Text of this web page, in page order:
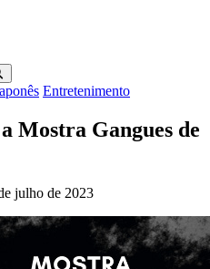
Entretenimento
Mostra Gangues de
julho de 2023